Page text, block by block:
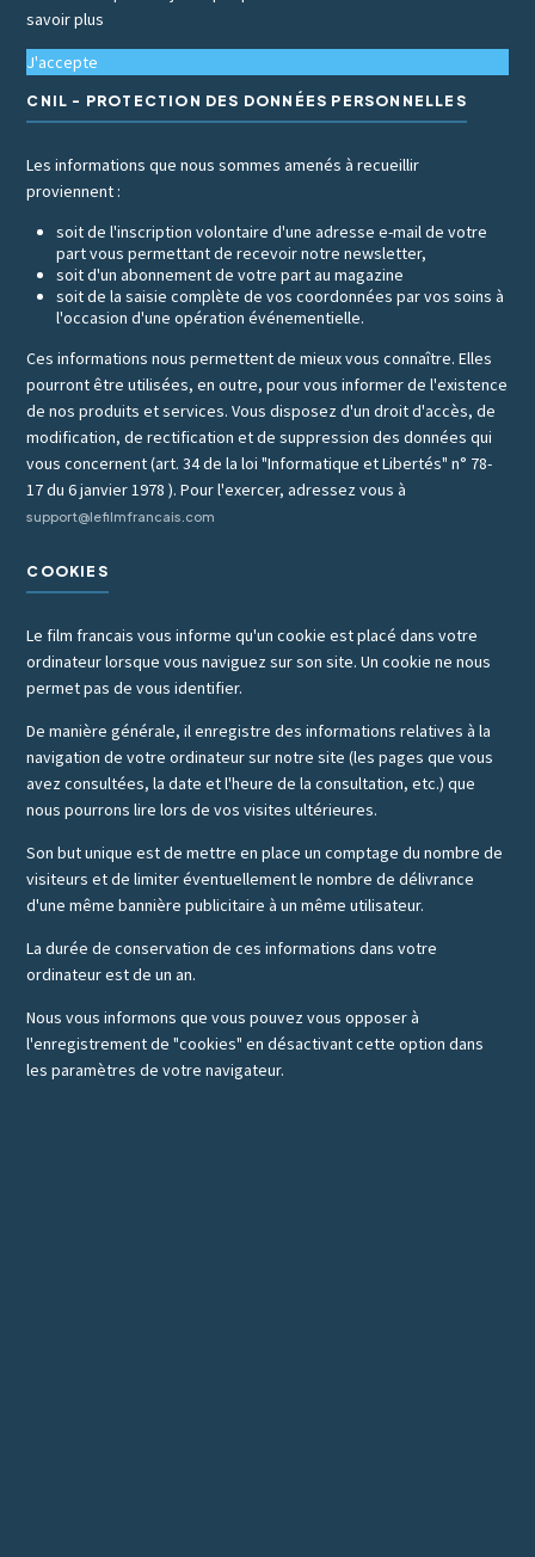
savoir plus
J'accepte
CNIL - PROTECTION DES DONNÉES PERSONNELLES
Les informations que nous sommes amenés à recueillir
proviennent :
soit de l'inscription volontaire d'une adresse e-mail de votre
part vous permettant de recevoir notre newsletter,
soit d'un abonnement de votre part au magazine
soit de la saisie complète de vos coordonnées par vos soins à
l'occasion d'une opération événementielle.
Ces informations nous permettent de mieux vous connaître. Elles
pourront être utilisées, en outre, pour vous informer de l'existence
de nos produits et services. Vous disposez d'un droit d'accès, de
modification, de rectification et de suppression des données qui
vous concernent (art. 34 de la loi "Informatique et Libertés" n° 78-
17 du 6 janvier 1978 ). Pour l'exercer, adressez vous à
support@lefilmfrancais.com
COOKIES
Le film francais vous informe qu'un cookie est placé dans votre
ordinateur lorsque vous naviguez sur son site. Un cookie ne nous
permet pas de vous identifier.
De manière générale, il enregistre des informations relatives à la
navigation de votre ordinateur sur notre site (les pages que vous
avez consultées, la date et l'heure de la consultation, etc.) que
nous pourrons lire lors de vos visites ultérieures.
Son but unique est de mettre en place un comptage du nombre de
visiteurs et de limiter éventuellement le nombre de délivrance
d'une même bannière publicitaire à un même utilisateur.
La durée de conservation de ces informations dans votre
ordinateur est de un an.
Nous vous informons que vous pouvez vous opposer à
l'enregistrement de "cookies" en désactivant cette option dans
les paramètres de votre navigateur.